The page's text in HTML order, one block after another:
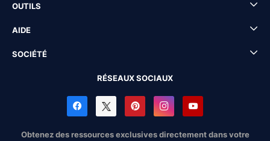
OUTILS
AIDE
SOCIÉTÉ
RÉSEAUX SOCIAUX
Obtenez des ressources exclusives directement dans votre